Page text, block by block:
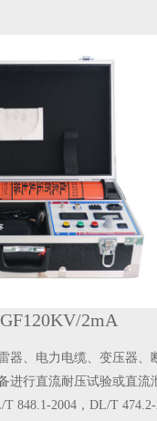
2mA
电缆、变压器、断路
耐压试验或直流泄漏
，DL/T 474.2-2018